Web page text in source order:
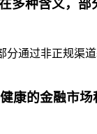
种含义，
通过非正规渠
康的金融市